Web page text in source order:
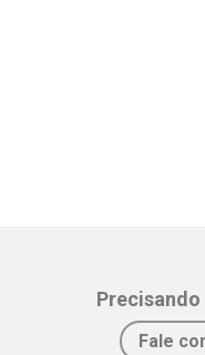
Precisando
Fale